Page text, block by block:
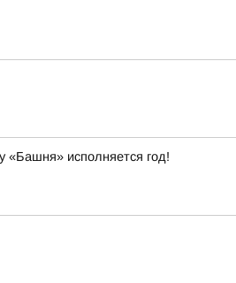
«Башня» исполняется год!